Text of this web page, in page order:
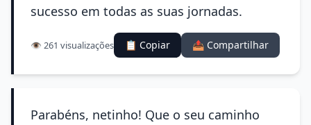
sucesso em todas as suas jornadas.
👁️ 261 visualizações 📋 Copiar 📤 Compartilhar
Parabéns, netinho! Que o seu caminho